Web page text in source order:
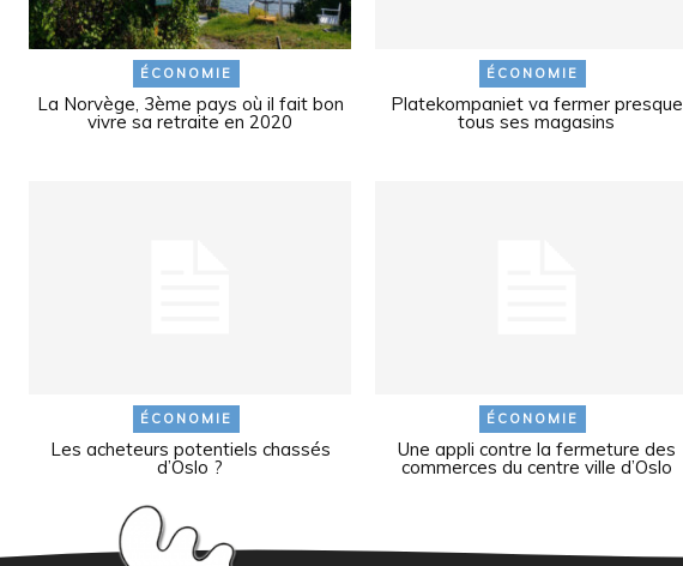
ÉCONOMIE
La Norvège, 3ème pays où il fait bon
vivre sa retraite en 2020
ÉCONOMIE
Platekompaniet va fermer presque
tous ses magasins
ÉCONOMIE
Les acheteurs potentiels chassés
d’Oslo ?
ÉCONOMIE
Une appli contre la fermeture des
commerces du centre ville d’Oslo